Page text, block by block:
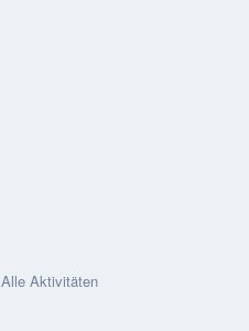
Alle Aktivitäten